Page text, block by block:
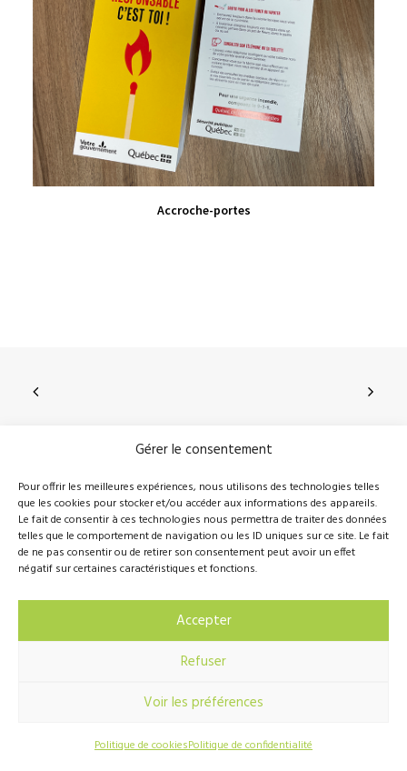
Gérer le consentement
Pour offrir les meilleures expériences, nous utilisons des technologies telles
que les cookies pour stocker et/ou accéder aux informations des appareils.
Le fait de consentir à ces technologies nous permettra de traiter des données
telles que le comportement de navigation ou les ID uniques sur ce site. Le fait
de ne pas consentir ou de retirer son consentement peut avoir un effet
négatif sur certaines caractéristiques et fonctions.
Accepter
Refuser
Voir les préférences
Politique de cookiesPolitique de confidentialité
VIEW PRODUCT
Accroche-portes
210, rue Principale, Vallée-Jonction (Qc), G0S 3J0
418 389-8899info@novalie.ca
© 2016 Novalie Tous droits réservés –Politique de
confidentialité